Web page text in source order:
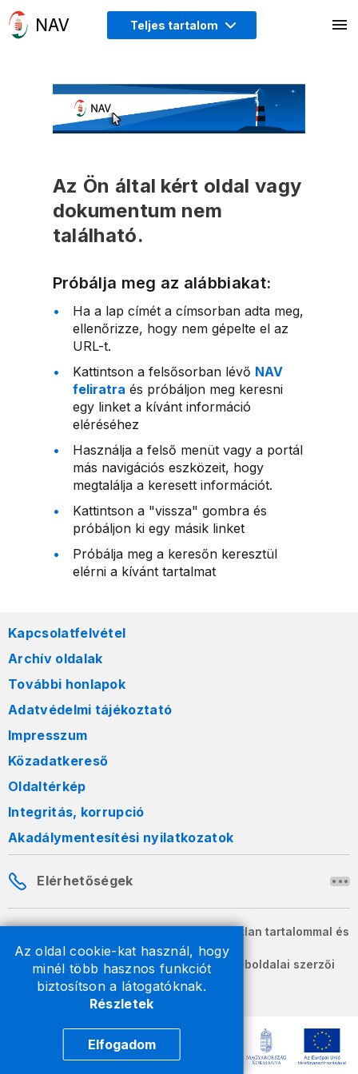
Az oldal cookie-kat használ, hogy
minél több hasznos funkciót
biztosítson a látogatóknak.
Részletek
Elfogadom
Teljes tartalom
Az Ön által kért oldal vagy
dokumentum nem
található.
Próbálja meg az alábbiakat:
Ha a lap címét a címsorban adta meg,
ellenőrizze, hogy nem gépelte el az
URL-t.
Kattintson a felsősorban lévő NAV
feliratra és próbáljon meg keresni
egy linket a kívánt információ
eléréséhez
Használja a felső menüt vagy a portál
más navigációs eszközeit, hogy
megtalálja a keresett információt.
Kattintson a "vissza" gombra és
próbáljon ki egy másik linket
Próbálja meg a keresőn keresztül
elérni a kívánt tartalmat
Kapcsolatfelvétel
Archív oldalak
További honlapok
Adatvédelmi tájékoztató
Impresszum
Közadatkereső
Oldaltérkép
Integritás, korrupció
Akadálymentesítési nyilatkozatok
Elérhetőségek
A honlapon szereplő információk változatlan tartalommal és
formában szabadon terjeszthetők.
2026 © A Nemzeti Adó- és Vámhivatal weboldalai szerzői
jogvédelem alatt állnak.